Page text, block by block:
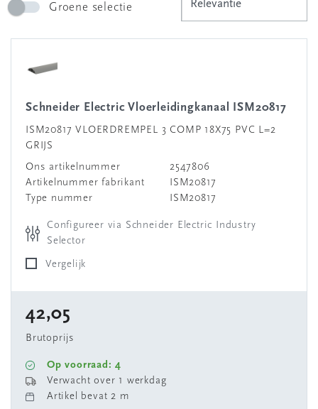
Groene selectie
Schneider Electric Vloerleidingkanaal ISM20817
ISM20817 VLOERDREMPEL 3 COMP 18X75 PVC L=2
GRIJS
Ons artikelnummer
2547806
Artikelnummer fabrikant
ISM20817
Type nummer
ISM20817
Configureer via Schneider Electric Industry
Selector
Vergelijk
42,05
Brutoprijs
Op voorraad: 4
Verwacht over 1 werkdag
Artikel bevat 2 m